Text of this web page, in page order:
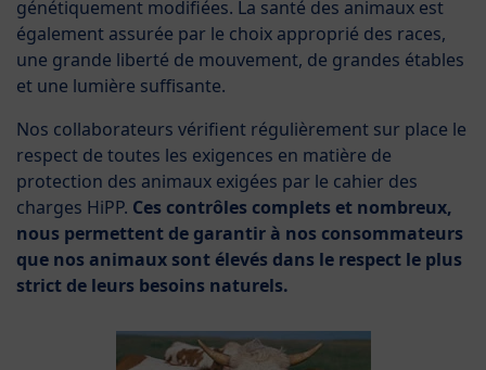
génétiquement modifiées. La santé des animaux est
également assurée par le choix approprié des races,
une grande liberté de mouvement, de grandes étables
et une lumière suffisante.
Nos collaborateurs vérifient régulièrement sur place le
respect de toutes les exigences en matière de
protection des animaux exigées par le cahier des
charges HiPP. Ces contrôles complets et nombreux,
nous permettent de garantir à nos consommateurs
que nos animaux sont élevés dans le respect le plus
strict de leurs besoins naturels.